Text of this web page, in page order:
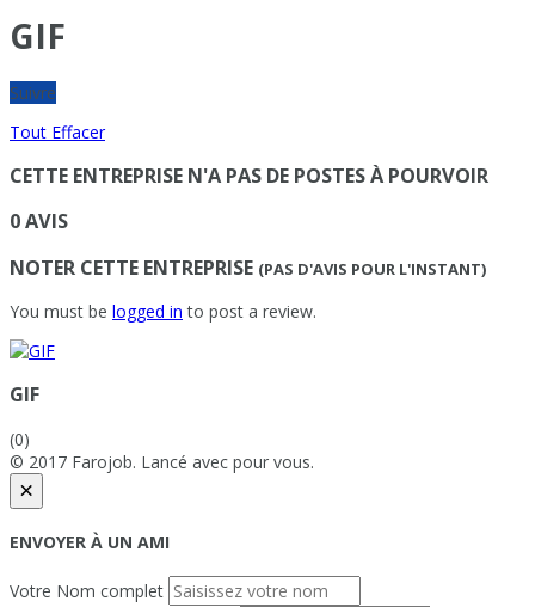
GIF
Suivre
Tout Effacer
CETTE ENTREPRISE N'A PAS DE POSTES À POURVOIR
0 AVIS
NOTER CETTE ENTREPRISE (PAS D'AVIS POUR L'INSTANT)
You must be logged in to post a review.
GIF
(0)
© 2017 Farojob. Lancé avec pour vous.
×
ENVOYER À UN AMI
Votre Nom complet